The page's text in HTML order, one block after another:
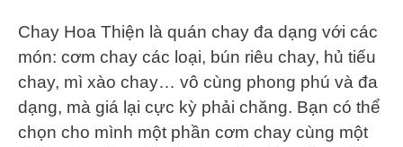
Chay Hoa Thiện là quán chay đa dạng với các
món: cơm chay các loại, bún riêu chay, hủ tiếu
chay, mì xào chay… vô cùng phong phú và đa
dạng, mà giá lại cực kỳ phải chăng. Bạn có thể
chọn cho mình một phần cơm chay cùng một